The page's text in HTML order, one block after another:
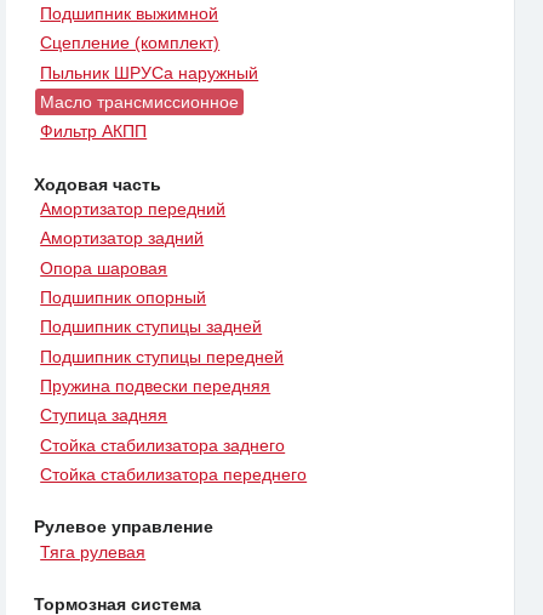
Подшипник выжимной
Сцепление (комплект)
Пыльник ШРУСа наружный
Масло трансмиссионное
Фильтр АКПП
Ходовая часть
Амортизатор передний
Амортизатор задний
Опора шаровая
Подшипник опорный
Подшипник ступицы задней
Подшипник ступицы передней
Пружина подвески передняя
Ступица задняя
Стойка стабилизатора заднего
Стойка стабилизатора переднего
Рулевое управление
Тяга рулевая
Тормозная система